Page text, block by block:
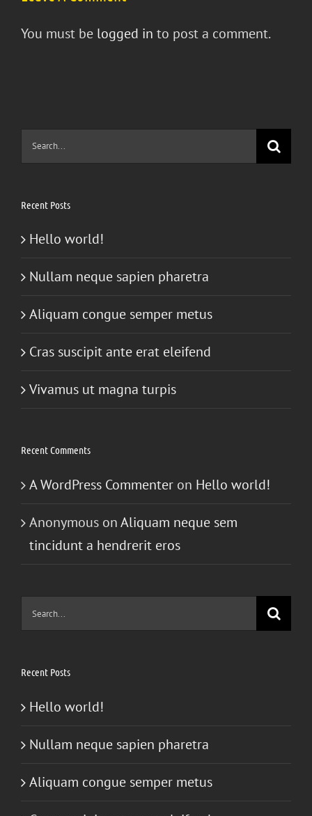
You must be logged in to post a comment.
Search
for:
Recent Posts
Hello world!
Nullam neque sapien pharetra
Aliquam congue semper metus
Cras suscipit ante erat eleifend
Vivamus ut magna turpis
Recent Comments
A WordPress Commenter on Hello world!
Anonymous onAliquam neque sem
tincidunt a hendrerit eros
Search
for:
Recent Posts
Hello world!
Nullam neque sapien pharetra
Aliquam congue semper metus